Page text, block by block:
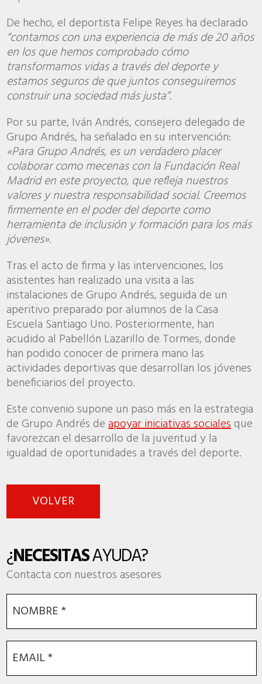
De hecho, el deportista Felipe Reyes ha declarado
“contamos con una experiencia de más de 20 años
en los que hemos comprobado cómo
transformamos vidas a través del deporte y
estamos seguros de que juntos conseguiremos
construir una sociedad más justa”.
Por su parte, Iván Andrés, consejero delegado de
Grupo Andrés, ha señalado en su intervención:
«Para Grupo Andrés, es un verdadero placer
colaborar como mecenas con la Fundación Real
Madrid en este proyecto, que refleja nuestros
valores y nuestra responsabilidad social. Creemos
firmemente en el poder del deporte como
herramienta de inclusión y formación para los más
jóvenes».
Tras el acto de firma y las intervenciones, los
asistentes han realizado una visita a las
instalaciones de Grupo Andrés, seguida de un
aperitivo preparado por alumnos de la Casa
Escuela Santiago Uno. Posteriormente, han
acudido al Pabellón Lazarillo de Tormes, donde
han podido conocer de primera mano las
actividades deportivas que desarrollan los jóvenes
beneficiarios del proyecto.
Este convenio supone un paso más en la estrategia
de Grupo Andrés deapoyar iniciativas socialesque
favorezcan el desarrollo de la juventud y la
igualdad de oportunidades a través del deporte.
VOLVER
¿NECESITASAYUDA?
Contacta con nuestros asesores